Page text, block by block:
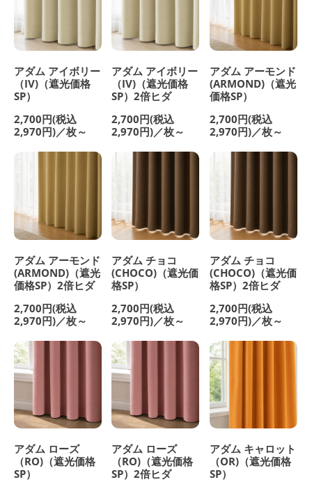
アダム アイボリー
（IV)（遮光価格
SP）
2,700円(税込
2,970円)／枚～
アダム アイボリー
（IV)（遮光価格
SP）2倍ヒダ
2,700円(税込
2,970円)／枚～
アダム アーモンド
(ARMOND)（遮光
価格SP）
2,700円(税込
2,970円)／枚～
アダム アーモンド
(ARMOND)（遮光
価格SP）2倍ヒダ
2,700円(税込
2,970円)／枚～
アダム チョコ
(CHOCO)（遮光価
格SP）
2,700円(税込
2,970円)／枚～
アダム チョコ
(CHOCO)（遮光価
格SP）2倍ヒダ
2,700円(税込
2,970円)／枚～
アダム ローズ
（RO)（遮光価格
SP）
アダム ローズ
（RO)（遮光価格
SP）2倍ヒダ
アダム キャロット
（OR)（遮光価格
SP）